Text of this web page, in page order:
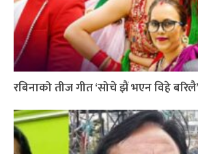
रबिनाको तीज गीत ‘सोचे झैं भएन विहे